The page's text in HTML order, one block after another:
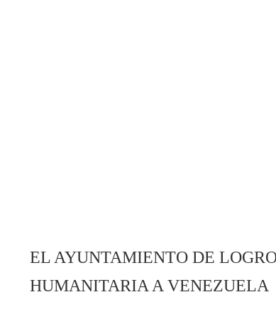
EL AYUNTAMIENTO DE
HUMANITARIA A VENEZUELA